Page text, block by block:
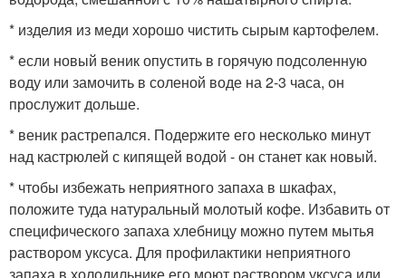
* изделия из меди хорошо чистить сырым картофелем.
* если новый веник опустить в горячую подсоленную
воду или замочить в соленой воде на 2-3 часа, он
прослужит дольше.
* веник растрепался. Подержите его несколько минут
над кастрюлей с кипящей водой - он станет как новый.
* чтобы избежать неприятного запаха в шкафах,
положите туда натуральный молотый кофе. Избавить от
специфического запаха хлебницу можно путем мытья
раствором уксуса. Для профилактики неприятного